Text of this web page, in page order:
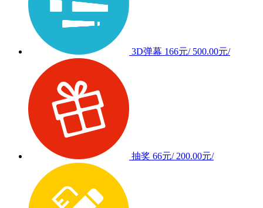
3D弹幕 166元/ 500.00元/
抽奖 66元/ 200.00元/